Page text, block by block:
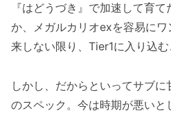
『はどうづき』で加速して育
か、メガルカリオexを容易に
来しない限り、Tier1に入り込む
しかし、だからといってサブ
のスペック。今は時期が悪いと